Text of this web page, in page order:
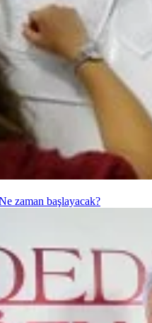
zaman başlayacak?